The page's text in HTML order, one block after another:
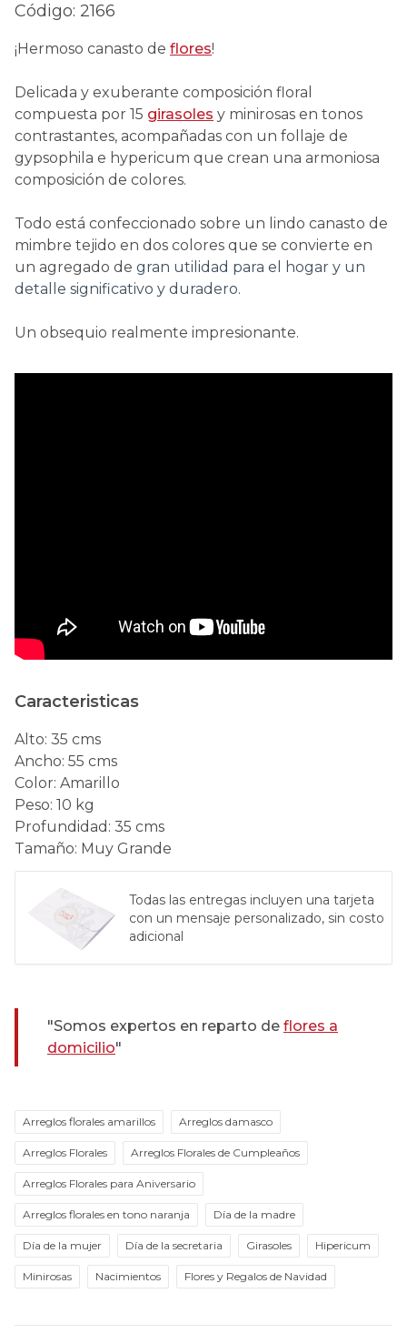
Código: 2166
¡Hermoso canasto de flores!
Delicada y exuberante composición floral
compuesta por 15 girasoles y minirosas en tonos
contrastantes, acompañadas con un follaje de
gypsophila e hypericum que crean una armoniosa
composición de colores.
Todo está confeccionado sobre un lindo canasto de
mimbre tejido en dos colores que se convierte en
un agregado de gran utilidad para el hogar y un
detalle significativo y duradero.
Un obsequio realmente impresionante.
Caracteristicas
Alto: 35 cms
Ancho: 55 cms
Color: Amarillo
Peso: 10 kg
Profundidad : 35 cms
Tamaño: Muy Grande
Todas las entregas incluyen una tarjeta
con un mensaje personalizado, sin costo
adicional
"Somos expertos en reparto de flores a
domicilio"
Arreglos florales amarillos Arreglos damasco
Arreglos Florales Arreglos Florales de Cumpleaños
Arreglos Florales para Aniversario
Arreglos florales en tono naranja Día de la madre
Día de la mujer Día de la secretaria Girasoles Hipericum
Minirosas Nacimientos Flores y Regalos de Navidad